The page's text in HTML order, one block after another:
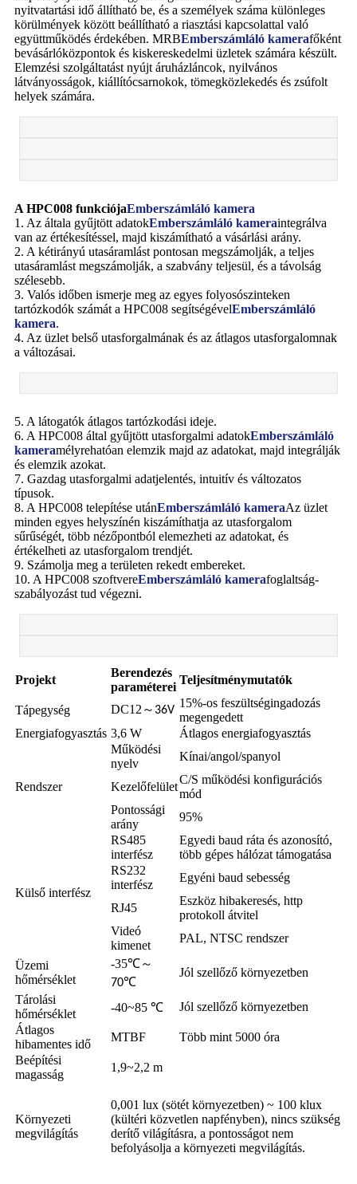
nyitvatartási idő állítható be, és a személyek száma különleges
körülmények között beállítható a riasztási kapcsolattal való
együttműködés érdekében. MRBEmberszámláló kamerafőként
bevásárlóközpontok és kiskereskedelmi üzletek számára készült.
Elemzési szolgáltatást nyújt áruházláncok, nyilvános
látványosságok, kiállítócsarnokok, tömegközlekedés és zsúfolt
helyek számára.
A HPC008 funkciójaEmberszámláló kamera
1. Az általa gyűjtött adatokEmberszámláló kameraintegrálva
van az értékesítéssel, majd kiszámítható a vásárlási arány.
2. A kétirányú utasáramlást pontosan megszámolják, a teljes
utasáramlást megszámolják, a szabvány teljesül, és a távolság
szélesebb.
3. Valós időben ismerje meg az egyes folyosószinteken
tartózkodók számát a HPC008 segítségévelEmberszámláló
kamera.
4. Az üzlet belső utasforgalmának és az átlagos utasforgalomnak
a változásai.
5. A látogatók átlagos tartózkodási ideje.
6. A HPC008 által gyűjtött utasforgalmi adatokEmberszámláló
kameramélyrehatóan elemzik majd az adatokat, majd integrálják
és elemzik azokat.
7. Gazdag utasforgalmi adatjelentés, intuitív és változatos
típusok.
8. A HPC008 telepítése utánEmberszámláló kameraAz üzlet
minden egyes helyszínén kiszámíthatja az utasforgalom
sűrűségét, több nézőpontból elemezheti az adatokat, és
értékelheti az utasforgalom trendjét.
9. Számolja meg a területen rekedt embereket.
10. A HPC008 szoftvereEmberszámláló kamerafoglaltság-
szabályozást tud végezni.
Projekt
Berendezés
paraméterei
Teljesítménymutatók
Tápegység DC12 ～ 36V
15%-os feszültségingadozás
megengedett
Energiafogyasztás 3,6 W Átlagos energiafogyasztás
Rendszer
Működési
nyelv
Kínai/angol/spanyol
Kezelőfelület
C/S működési konfigurációs
mód
Pontossági
arány
95%
Külső interfész
RS485
interfész
Egyedi baud ráta és azonosító,
több gépes hálózat támogatása
RS232
interfész
Egyéni baud sebesség
RJ45
Eszköz hibakeresés, http
protokoll átvitel
Videó
kimenet
PAL, NTSC rendszer
Üzemi
hőmérséklet
-35℃～
70℃
Jól szellőző környezetben
Tárolási
hőmérséklet
-40~85 ℃
Jól szellőző környezetben
Átlagos
hibamentes idő
MTBF
Több mint 5000 óra
Beépítési
magasság
1,9~2,2 m
Környezeti
megvilágítás
0,001 lux (sötét környezetben) ~ 100 klux
(kültéri közvetlen napfényben), nincs szükség
derítő világításra, a pontosságot nem
befolyásolja a környezeti megvilágítás.